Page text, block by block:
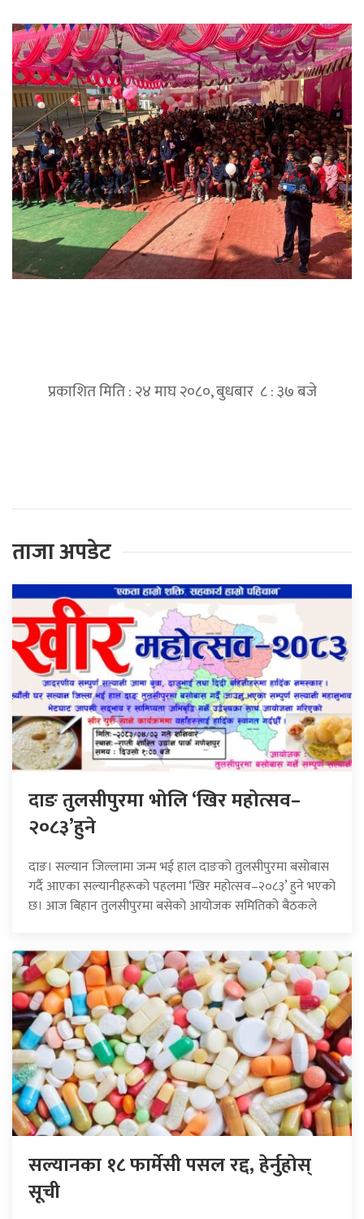
प्रकाशित मिति : २४ माघ २०८०, बुधबार ८ : ३७ बजे
ताजा अपडेट
दाङ तुलसीपुरमा भोलि ‘खिर महोत्सव–
२०८३’हुने
दाङ। सल्यान जिल्लामा जन्म भई हाल दाङको तुलसीपुरमा बसोबास
गर्दै आएका सल्यानीहरूको पहलमा ‘खिर महोत्सव–२०८३’ हुने भएको
छ। आज बिहान तुलसीपुरमा बसेको आयोजक समितिको बैठकले
सल्यानका १८ फार्मेसी पसल रद्द, हेर्नुहोस्
सूची